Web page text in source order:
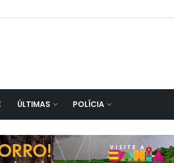
ÚLTIMAS POLÍCIA